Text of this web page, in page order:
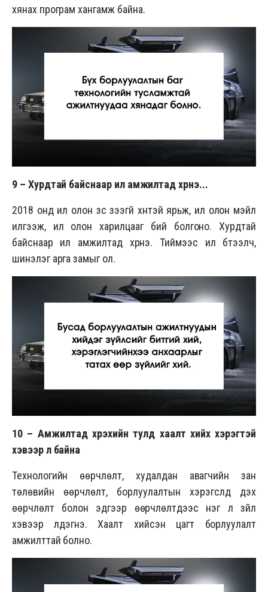
хянах програм хангамж байна.
9 – Хурдтай байснаар илүү амжилтад хүрнэ...
2018 онд илүү олон зүс үзээгүй хүнтэй ярьж, илүү олон мэйл
илгээж, илүү олон харилцааг бий болгоно. Хурдтай
байснаар илүү амжилтад хүрнэ. Тиймээс илүү бүтээлч,
шинэлэг арга замыг ол.
10 – Амжилтад хүрэхийн тулд хаалт хийх хэрэгтэй
хэвээр л байна
Технологийн өөрчлөлт, худалдан авагчийн зан
төлөвийн өөрчлөлт, борлуулалтын хэрэгслүүд дэх
өөрчлөлт болон эдгээр өөрчлөлтүүдээс нэг л зүйл
хэвээр үлдэгнэ. Хаалт хийсэн цагт борлуулалт
амжилттай болно.